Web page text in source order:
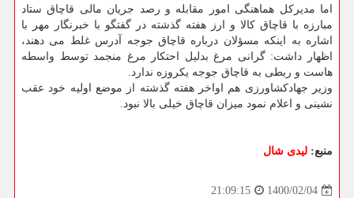
اما مدیرکل هماهنگی امور مقابله و رصد جریان مالی قاچاق ستاد
مبارزه با قاچاق کالا و ارز هفته گذشته در گفتگو با خبرنگار مهر با
اشاره به اینکه مسؤلان درباره قاچاق جوجه آدرس غلط می دهند،
اظهار داشت: گرانی مرغ بدلیل احتکار مرغ منجمد توسط واسطه
هاست و ربطی به قاچاق جوجه یکروزه ندارد.
وزیر جهادکشاورزی هم اواخر هفته گذشته از موضع اولیه خود عقب
نشینی و اعلام نمود میزان قاچاق خیلی بالا نبود.
منبع: لیدی شال
1400/02/04
21:09:15